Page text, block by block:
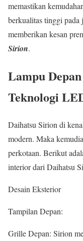
memastikan
berkualitas tinggi pada
memberikan kesan
Sirion.
Lampu
Teknologi
Daihatsu Sirion di
modern. Maka
perkotaan. Berikut
interior dari Daihatsu
Desain Eksterior
Tampilan Depan:
Grille Depan: Sirion